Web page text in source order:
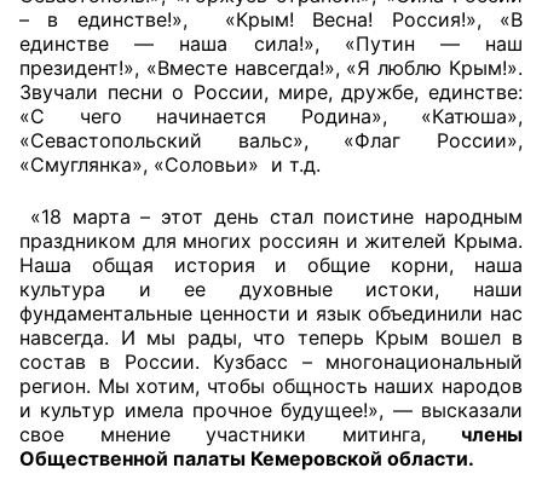
Экспертный совет ОП КО
Совет ОП КО
Общественный штаб
Члены ОП КО
Документы ОП КО
Регламент ОП КО
Кодекс этики ОП КО
Положения
Соглашения
– в единстве!», «Крым! Весна! Россия!», «В
единстве — наша сила!», «Путин — наш
президент!», «Вместе навсегда!», «Я люблю Крым!».
Звучали песни о России, мире, дружбе, единстве:
«С чего начинается Родина», «Катюша»,
«Севастопольский вальс», «Флаг России»,
«Смуглянка», «Соловьи» и т.д.
«18 марта – этот день стал поистине народным
праздником для многих россиян и жителей Крыма.
Наша общая история и общие корни, наша
культура и ее духовные истоки, наши
фундаментальные ценности и язык объединили нас
навсегда. И мы рады, что теперь Крым вошел в
состав в России. Кузбасс – многонациональный
регион. Мы хотим, чтобы общность наших народов
и культур имела прочное будущее!», — высказали
свое мнение участники митинга, члены
Общественной палаты Кемеровской области.